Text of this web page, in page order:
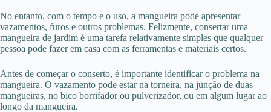
No entanto, com o tempo e o uso, a mangueira pode apresentar
vazamentos, furos e outros problemas. Felizmente, consertar uma
mangueira de jardim é uma tarefa relativamente simples que qualquer
pessoa pode fazer em casa com as ferramentas e materiais certos.
Antes de começar o conserto, é importante identificar o problema na
mangueira. O vazamento pode estar na torneira, na junção de duas
mangueiras, no bico borrifador ou pulverizador, ou em algum lugar ao
longo da mangueira.